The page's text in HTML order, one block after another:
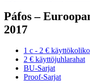
Páfos –
2017
1 c - 2 €
2 € käyttöjuhlarahat
BU-Sarjat
Proof-Sarjat